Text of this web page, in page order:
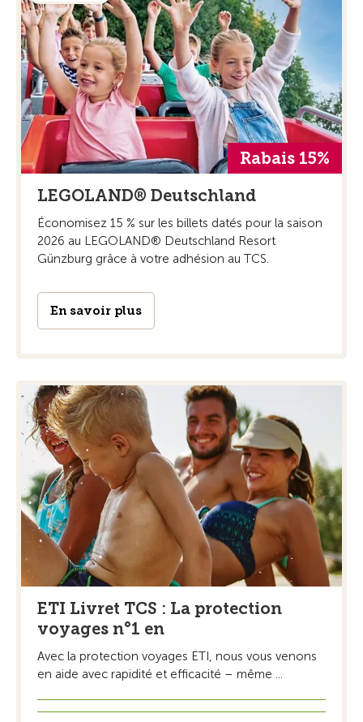
Rabais 15%
LEGOLAND® Deutschland
Économisez 15 % sur les billets datés pour la saison
2026 au LEGOLAND® Deutschland Resort
Günzburg grâce à votre adhésion au TCS.
En savoir plus
ETI Livret TCS : La protection
voyages n°1 en
Avec la protection voyages ETI, nous vous venons
en aide avec rapidité et efficacité – même ...